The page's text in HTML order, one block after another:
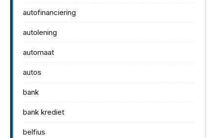
autofinanciering
autolening
automaat
autos
bank
bank krediet
belfius